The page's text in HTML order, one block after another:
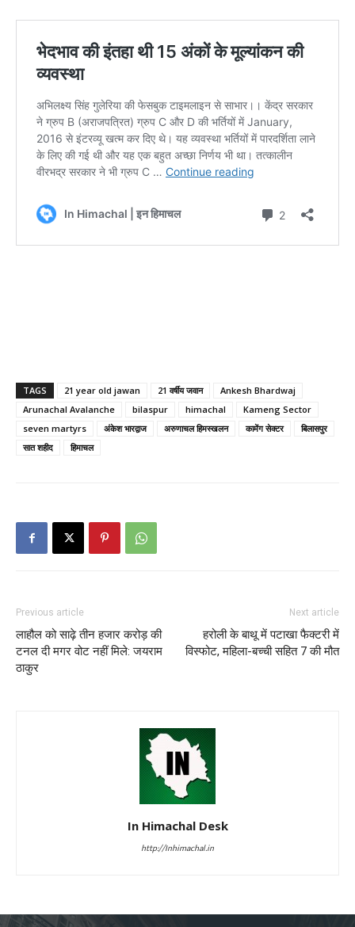
TAGS 21 year old jawan 21 वर्षीय जवान
Ankesh Bhardwaj
Arunachal Avalanche
bilaspur himachal
Kameng Sector
seven martyrs
अंकेश भारद्वाज अरुणाचल हिमस्खलन कामेंग सेक्टर
बिलासपुर
सात शहीद
हिमाचल
Previous article
लाहौल को साढ़े तीन हजार करोड़ की
टनल दी मगर वोट नहीं मिले: जयराम
ठाकुर
Next article
हरोली के बाथू में पटाखा फैक्टरी में
विस्फोट, महिला-बच्ची सहित 7 की मौत
In Himachal Desk
http://Inhimachal.in